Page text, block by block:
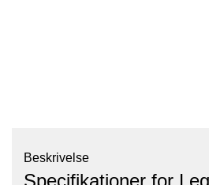
Beskrivelse
Specifikationer for